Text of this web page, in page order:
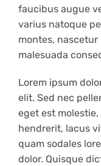
faucibus augue
varius natoque
montes,
malesuada
Lorem ipsum
elit. Sed nec
eget est
hendrerit, lacus
quam sodales
dolor. Quisque